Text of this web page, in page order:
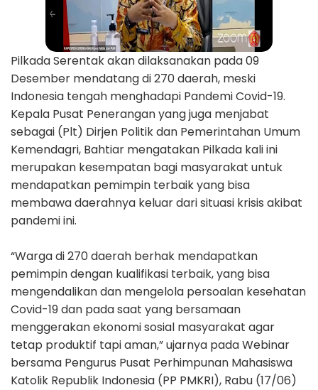
Pilkada Serentak akan dilaksanakan pada 09
Desember mendatang di 270 daerah, meski
Indonesia tengah menghadapi Pandemi Covid-19.
Kepala Pusat Penerangan yang juga menjabat
sebagai (Plt) Dirjen Politik dan Pemerintahan Umum
Kemendagri, Bahtiar mengatakan Pilkada kali ini
merupakan kesempatan bagi masyarakat untuk
mendapatkan pemimpin terbaik yang bisa
membawa daerahnya keluar dari situasi krisis akibat
pandemi ini.
“Warga di 270 daerah berhak mendapatkan
pemimpin dengan kualifikasi terbaik, yang bisa
mengendalikan dan mengelola persoalan kesehatan
Covid-19 dan pada saat yang bersamaan
menggerakan ekonomi sosial masyarakat agar
tetap produktif tapi aman,” ujarnya pada Webinar
bersama Pengurus Pusat Perhimpunan Mahasiswa
Katolik Republik Indonesia (PP PMKRI), Rabu (17/06)